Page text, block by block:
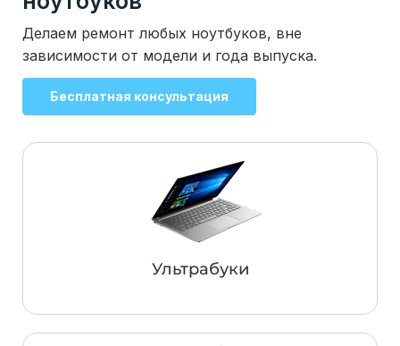
Делаем ремонт любых ноутбуков, вне
зависимости от модели и года выпуска.
Бесплатная консультация
Ультрабуки